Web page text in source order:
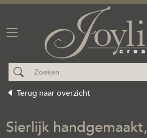
Terug naar overzicht
Sierlijk handgemaakt,